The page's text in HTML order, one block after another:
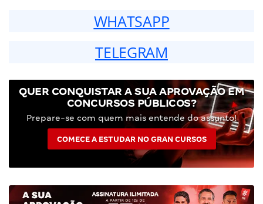
WHATSAPP
TELEGRAM
QUER CONQUISTAR A SUA APROVAÇÃO EM
CONCURSOS PÚBLICOS?
Prepare-se com quem mais entende do assunto!
COMECE A ESTUDAR NO GRAN CURSOS